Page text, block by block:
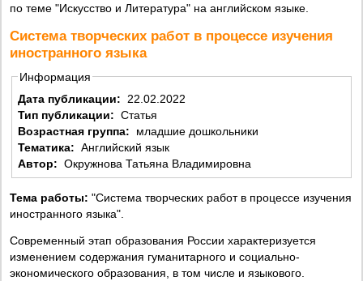
по теме "Искусство и Литература" на английском языке.
Система творческих работ в процессе изучения
иностранного языка
Информация
Дата публикации:
22.02.2022
Тип публикации: Статья
Возрастная группа:
младшие дошкольники
Тематика: Английский язык
Автор: Окружнова Татьяна Владимировна
Тема работы: "Система творческих работ в процессе изучения
иностранного языка".
Современный этап образования России характеризуется
изменением содержания гуманитарного и социально-
экономического образования, в том числе и языкового.